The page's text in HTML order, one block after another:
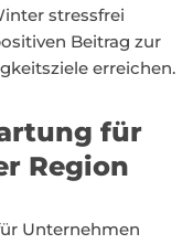
stressfrei
Beitrag zur
erreichen.
für
Region
Unternehmen